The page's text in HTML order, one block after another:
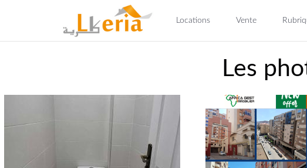
Locations Vente
Les